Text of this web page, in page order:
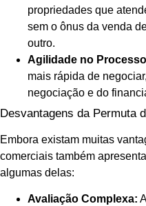
propriedades que
sem o ônus da venda
outro.
Agilidade no
mais rápida de
negociação e do
Desvantagens da Permuta
Embora existam muitas
comerciais também
algumas delas:
Avaliação Complexa: